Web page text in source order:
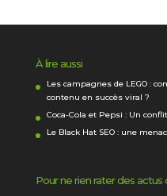
À lire aussi
Les campagnes de LEGO :
contenu en succès viral ?
Coca-Cola et Pepsi : Un
Le Black Hat SEO : une
Pour ne rien rater des actus